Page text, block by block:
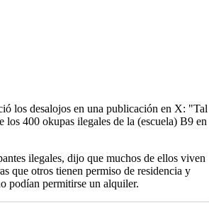
los desalojos en una publicación en X: "Tal
400 okupas ilegales de la (escuela) B9 en
ilegales, dijo que muchos de ellos viven
que otros tienen permiso de residencia y
podían permitirse un alquiler.